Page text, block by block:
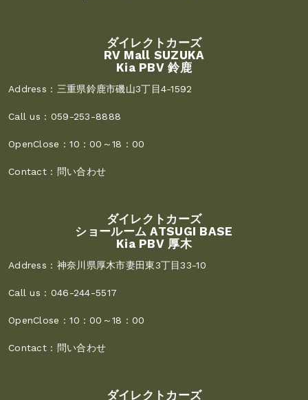
ダイレクトカーズ
RV Mall SUZUKA
Kia PBV 鈴鹿
Address : 三重県鈴鹿市磯山3丁目4-1592
Call us : 059-253-8888
OpenClose :10：00～18：00
Contact : 問い合わせ
ダイレクトカーズ
ショールーム ATSUGI BASE
Kia PBV 厚木
Address : 神奈川県厚木市妻田東3丁目33-10
Call us : 046-244-5517
OpenClose :10：00～18：00
Contact : 問い合わせ
ダイレクトカーズ